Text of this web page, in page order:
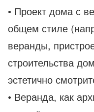
• Проект дома с
общем стиле
веранды,
строительства
эстетично
• Веранда, как